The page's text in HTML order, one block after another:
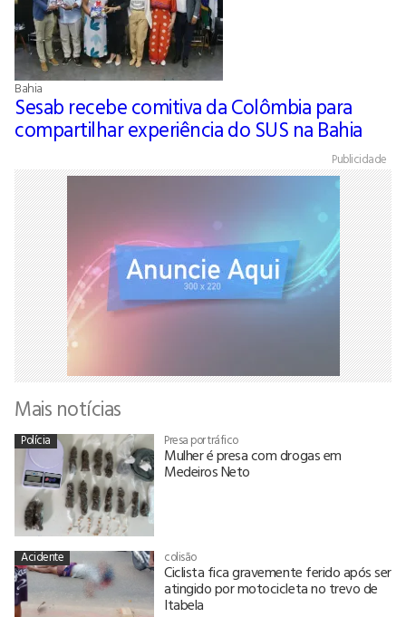
Bahia
Sesab recebe comitiva da Colômbia para
compartilhar experiência do SUS na Bahia
Publicidade
Mais notícias
Polícia Presa por tráfico
Mulher é presa com drogas em
Medeiros Neto
Acidente colisão
Ciclista fica gravemente ferido após ser
atingido por motocicleta no trevo de
Itabela